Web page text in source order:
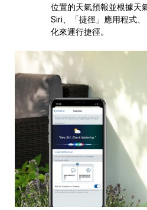
位置的天氣預報並根據天
Siri、「捷徑」應用程式
化來運行捷徑。